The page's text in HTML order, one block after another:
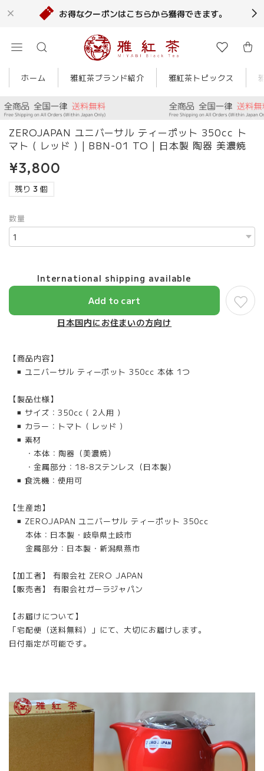
お得なクーポンはこちらから獲得できます。
ホーム 雅紅茶ブランド紹介 雅紅茶トピックス
ZEROJAPAN ユニバーサル ティーポット 350cc ト
マト ( レッド ) | BBN-01 TO | 日本製 陶器 美濃焼
¥3,800
残り 3 個
数量
International shipping available
Add to cart
日本国内にお住まいの方向け
【商品内容】
◾️ ユニバーサル ティーポット 350cc 本体 1つ
【製品仕様】
◾️ サイズ：350cc ( 2人用 )
◾️ カラー：トマト ( レッド )
◾️ 素材
・本体：陶器（美濃焼）
・金属部分：18-8ステンレス（日本製）
◾️ 食洗機：使用可
【生産地】
◾️ ZEROJAPAN ユニバーサル ティーポット 350cc
本体：日本製・岐阜県土岐市
金属部分：日本製・新潟県燕市
【加工者】 有限会社 ZERO JAPAN
【販売者】 有限会社ガーラジャパン
【お届けについて】
「宅配便（送料無料）」にて、大切にお届けします。
日付指定が可能です。